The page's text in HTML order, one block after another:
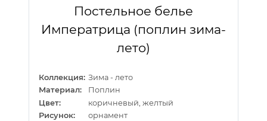
Постельное белье
Императрица (поплин зима-
лето)
Коллекция: Зима - лето
Материал:
Поплин
Цвет:
коричневый, желтый
Рисунок:
орнамент